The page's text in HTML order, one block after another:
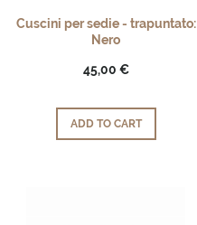
Cuscini per sedie - trapuntato:
Nero
45,00 €
ADD TO CART